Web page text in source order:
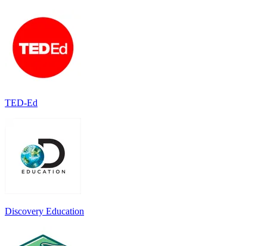
TED-Ed
Discovery Education